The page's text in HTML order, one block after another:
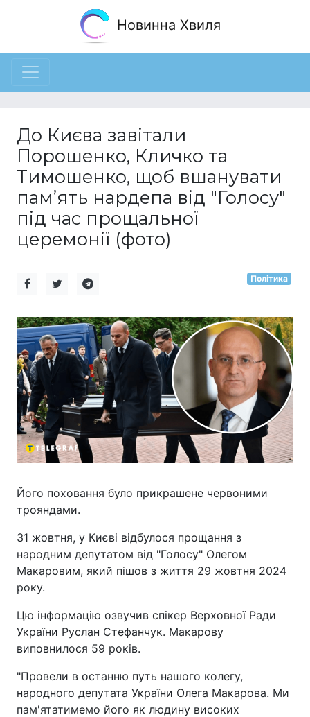
Новинна Хвиля
До Києва завітали
Порошенко, Кличко та
Тимошенко, щоб вшанувати
пам’ять нардепа від "Голосу"
під час прощальної
церемонії (фото)
Політика
Його поховання було прикрашене червоними
трояндами.
31 жовтня, у Києві відбулося прощання з
народним депутатом від "Голосу" Олегом
Макаровим, який пішов з життя 29 жовтня 2024
року.
Цю інформацію озвучив спікер Верховної Ради
України Руслан Стефанчук. Макарову
виповнилося 59 років.
"Провели в останню путь нашого колегу,
народного депутата України Олега Макарова. Ми
пам'ятатимемо його як людину високих